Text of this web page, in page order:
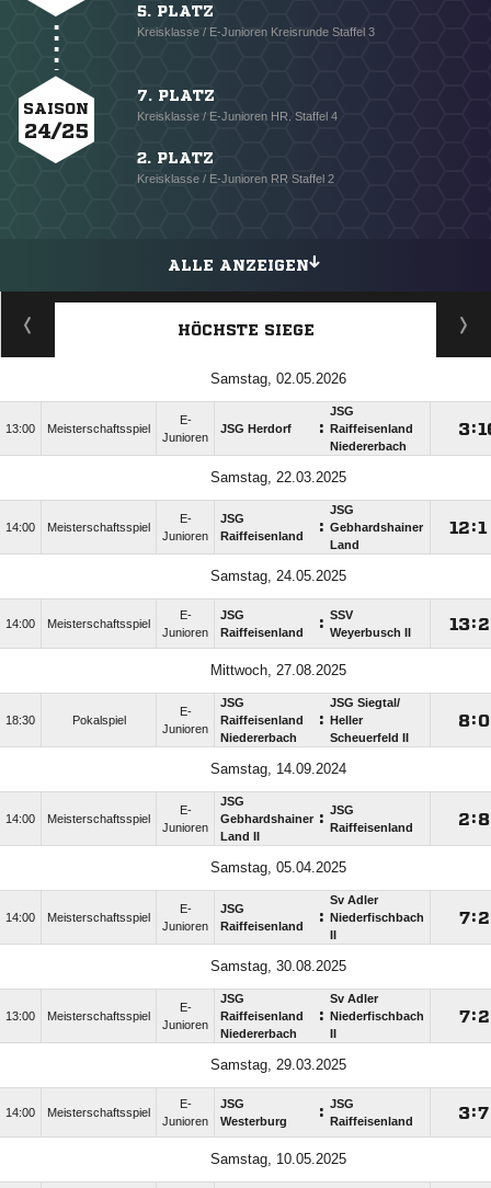
5. PLATZ
Kreisklasse / E-Junioren Kreisrunde Staffel 3
SAISON
24/25
7. PLATZ
Kreisklasse / E-Junioren HR. Staffel 4
2. PLATZ
Kreisklasse / E-Junioren RR Staffel 2
ALLE ANZEIGEN
HÖCHSTE SIEGE
Samstag, 02.05.2026
13:00 Meisterschaftsspiel
E-
Junioren
JSG Herdorf :
JSG
Raiffeisenland
Niedererbach
:
Samstag, 22.03.2025
14:00 Meisterschaftsspiel
E-
Junioren
JSG
Raiffeisenland
:
JSG
Gebhardshainer
Land
:
Samstag, 24.05.2025
14:00 Meisterschaftsspiel
E-
Junioren
JSG
Raiffeisenland
: SSV
Weyerbusch II
:
Mittwoch, 27.08.2025
18:30 Pokalspiel
E-
Junioren
JSG
Raiffeisenland
Niedererbach
:
JSG Siegtal/​
Heller
Scheuerfeld II
:
Samstag, 14.09.2024
14:00 Meisterschaftsspiel
E-
Junioren
JSG
Gebhardshainer
Land II
: JSG
Raiffeisenland
:
Samstag, 05.04.2025
14:00 Meisterschaftsspiel
E-
Junioren
JSG
Raiffeisenland
:
Sv Adler
Niederfischbach
:
Samstag, 30.08.2025
13:00 Meisterschaftsspiel
E-
Junioren
JSG
Raiffeisenland
Niedererbach
:
Sv Adler
Niederfischbach
:
Samstag, 29.03.2025
14:00 Meisterschaftsspiel
E-
Junioren
JSG
Westerburg
: JSG
Raiffeisenland
:
Samstag, 10.05.2025